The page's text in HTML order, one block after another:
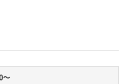
〜